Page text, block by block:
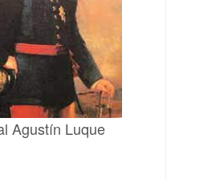
Agustín Luque